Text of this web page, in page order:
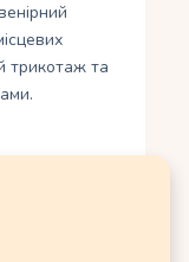
трикотаж та